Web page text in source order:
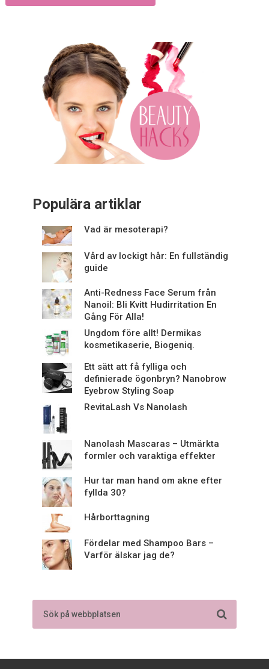
Populära artiklar
Vad är mesoterapi?
Vård av lockigt hår: En fullständig
guide
Anti-Redness Face Serum från
Nanoil: Bli Kvitt Hudirritation En
Gång För Alla!
Ungdom före allt! Dermikas
kosmetikaserie, Biogeniq.
Ett sätt att få fylliga och
definierade ögonbryn? Nanobrow
Eyebrow Styling Soap
RevitaLash Vs Nanolash
Nanolash Mascaras – Utmärkta
formler och varaktiga effekter
Hur tar man hand om akne efter
fyllda 30?
Hårborttagning
Fördelar med Shampoo Bars –
Varför älskar jag de?